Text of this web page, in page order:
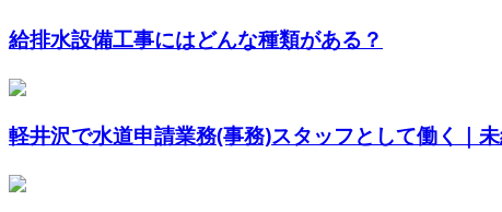
給排水設備工事にはどんな種類がある？
軽井沢で水道申請業務(事務)スタッフとして働く｜